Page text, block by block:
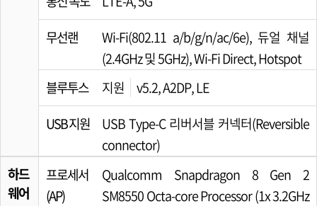
무선랜
Wi-Fi(802.11 a/b/g/n/ac/6e), 듀얼 채널
(2.4GHz 및 5GHz), Wi-Fi Direct, Hotspot
블루투스
지원
v5.2, A2DP, LE
USB 지원
USB Type-C 리버서블 커넥터(Reversible
connector)
하드
웨어
프로세서
(AP)
Qualcomm Snapdragon 8 Gen 2
SM8550 Octa-core Processor (1x 3.2GHz